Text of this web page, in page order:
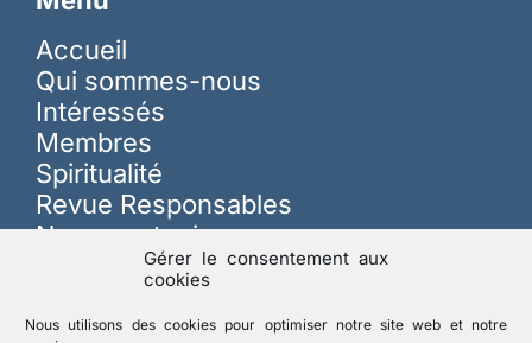
Gérer le consentement aux
cookies
Nous utilisons des cookies pour optimiser notre site web et notre
Accueil
Qui sommes-nous
Intéressés
Membres
Spiritualité
Revue Responsables
Nous soutenir